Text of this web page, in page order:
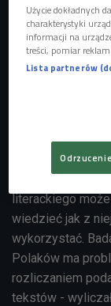
i wyrobić w
pracować na
są tej młodzieży
teksty trudne,
Dr Paweł
Doświadczalnej
zrozumieniem to
wykorzystać w
literackiego
wiedzieć jak z
wykorzystać.
Polaków ma
rozliczaniem
tekstów -
Użycie dokładnych
charakterystyki
informacji na
treści, pomiar
Lista partnerów